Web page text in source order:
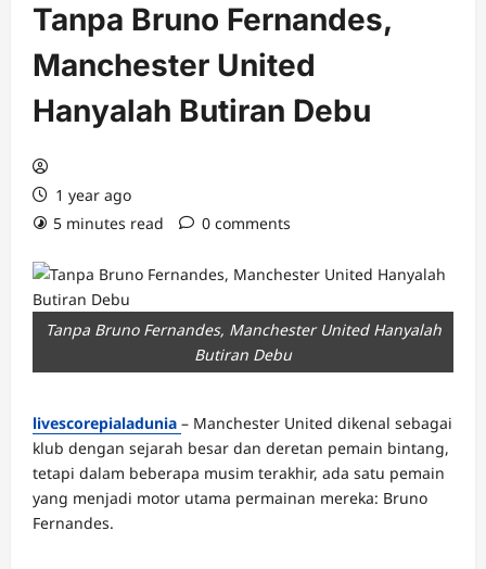
Tanpa Bruno Fernandes,
Manchester United
Hanyalah Butiran Debu
1 year ago
5 minutes read
0 comments
Tanpa Bruno Fernandes, Manchester United Hanyalah
Butiran Debu
livescorepialadunia – Manchester United dikenal sebagai
klub dengan sejarah besar dan deretan pemain bintang,
tetapi dalam beberapa musim terakhir, ada satu pemain
yang menjadi motor utama permainan mereka: Bruno
Fernandes.